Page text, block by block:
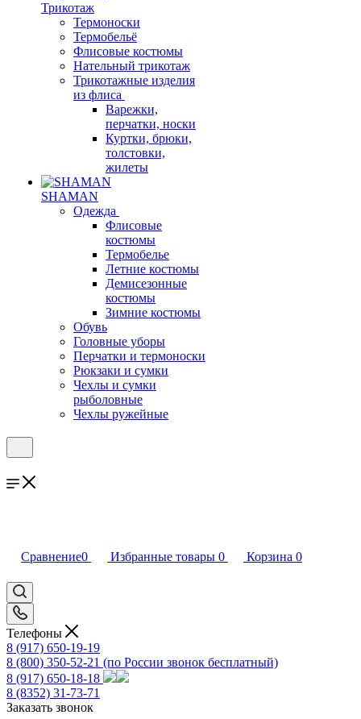
Трикотаж
Термоноски
Термобельё
Флисовые костюмы
Нательный трикотаж
Трикотажные изделия
из флиса
Варежки,
перчатки, носки
Куртки, брюки,
толстовки,
жилеты
SHAMAN
Одежда
Флисовые
костюмы
Термобелье
Летние костюмы
Демисезонные
костюмы
Зимние костюмы
Обувь
Головные уборы
Перчатки и термоноски
Рюкзаки и сумки
Чехлы и сумки
рыболовные
Чехлы ружейные
Сравнение0 Избранные товары 0 Корзина 0
Телефоны
8 (917) 650-19-19
8 (800) 350-52-21 (по России звонок бесплатный)
8 (917) 650-18-18
8 (8352) 31-73-71
Заказать звонок